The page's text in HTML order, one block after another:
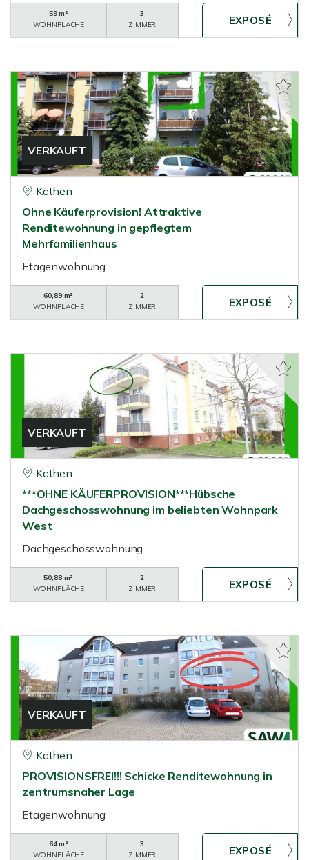
59 m²
WOHNFLÄCHE
3
ZIMMER
VERKAUFT
Köthen
Ohne Käuferprovision! Attraktive
Renditewohnung in gepflegtem
Mehrfamilienhaus
Etagenwohnung
60,89 m²
WOHNFLÄCHE
2
ZIMMER
VERKAUFT
Köthen
***OHNE KÄUFERPROVISION***Hübsche
Dachgeschosswohnung im beliebten Wohnpark
West
Dachgeschosswohnung
50,88 m²
WOHNFLÄCHE
2
ZIMMER
VERKAUFT
Köthen
PROVISIONSFREI!!! Schicke Renditewohnung in
zentrumsnaher Lage
Etagenwohnung
64 m²
WOHNFLÄCHE
3
ZIMMER